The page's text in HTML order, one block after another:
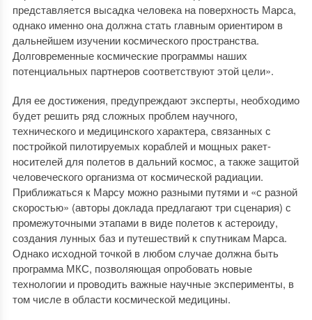
представляется высадка человека на поверхность Марса,
однако именно она должна стать главным ориентиром в
дальнейшем изучении космического пространства.
Долговременные космические программы наших
потенциальных партнеров соответствуют этой цели».
Для ее достижения, предупреждают эксперты, необходимо
будет решить ряд сложных проблем научного,
технического и медицинского характера, связанных с
постройкой пилотируемых кораблей и мощных ракет-
носителей для полетов в дальний космос, а также защитой
человеческого организма от космической радиации.
Приближаться к Марсу можно разными путями и «с разной
скоростью» (авторы доклада предлагают три сценария) с
промежуточными этапами в виде полетов к астероиду,
создания лунных баз и путешествий к спутникам Марса.
Однако исходной точкой в любом случае должна быть
программа МКС, позволяющая опробовать новые
технологии и проводить важные научные эксперименты, в
том числе в области космической медицины.